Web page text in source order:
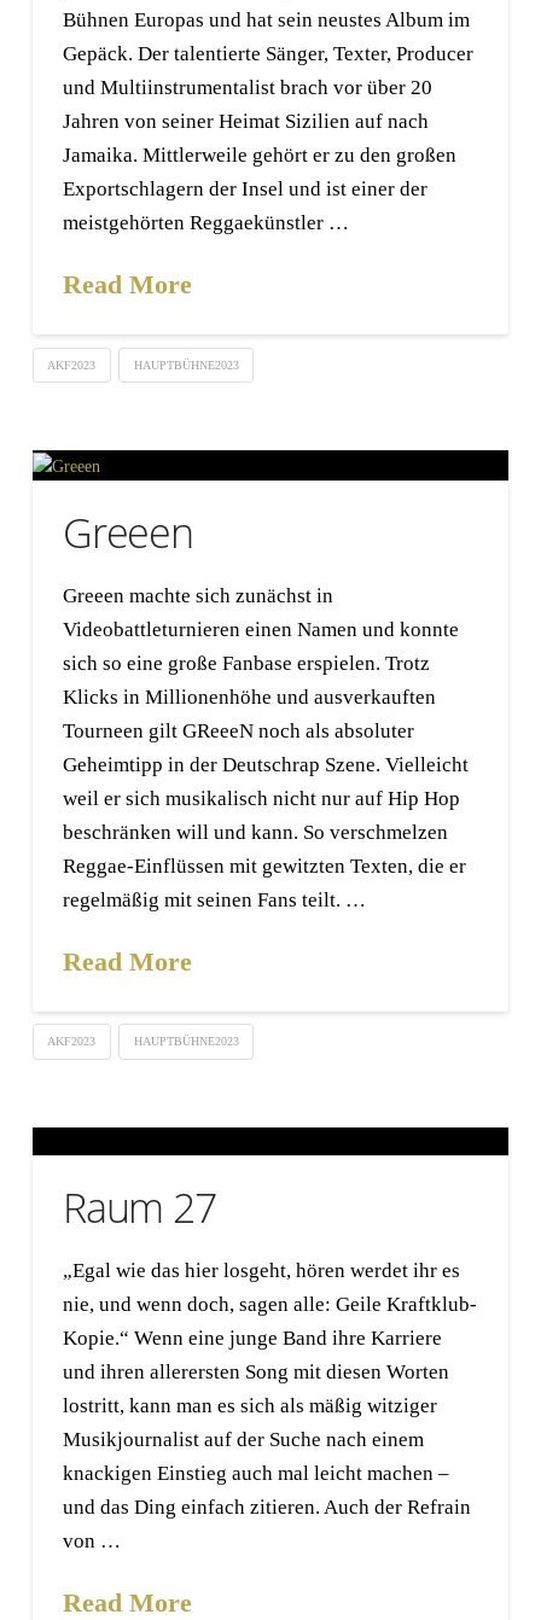
Bühnen Europas und hat sein neustes Album im
Gepäck. Der talentierte Sänger, Texter, Producer
und Multiinstrumentalist brach vor über 20
Jahren von seiner Heimat Sizilien auf nach
Jamaika. Mittlerweile gehört er zu den großen
Exportschlagern der Insel und ist einer der
meistgehörten Reggaekünstler …
Read More
AKF2023 HAUPTBÜHNE2023
Greeen
Greeen machte sich zunächst in
Videobattleturnieren einen Namen und konnte
sich so eine große Fanbase erspielen. Trotz
Klicks in Millionenhöhe und ausverkauften
Tourneen gilt GReeeN noch als absoluter
Geheimtipp in der Deutschrap Szene. Vielleicht
weil er sich musikalisch nicht nur auf Hip Hop
beschränken will und kann. So verschmelzen
Reggae-Einflüssen mit gewitzten Texten, die er
regelmäßig mit seinen Fans teilt. …
Read More
AKF2023 HAUPTBÜHNE2023
Raum 27
„Egal wie das hier losgeht, hören werdet ihr es
nie, und wenn doch, sagen alle: Geile Kraftklub-
Kopie.“ Wenn eine junge Band ihre Karriere
und ihren allerersten Song mit diesen Worten
lostritt, kann man es sich als mäßig witziger
Musikjournalist auf der Suche nach einem
knackigen Einstieg auch mal leicht machen –
und das Ding einfach zitieren. Auch der Refrain
von …
Read More